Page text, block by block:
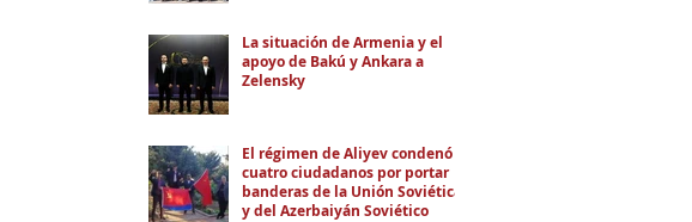
La situación de Armenia y el
apoyo de Bakú y Ankara a
Zelensky
El régimen de Aliyev condenó a
cuatro ciudadanos por portar
banderas de la Unión Soviética
y del Azerbaiyán Soviético